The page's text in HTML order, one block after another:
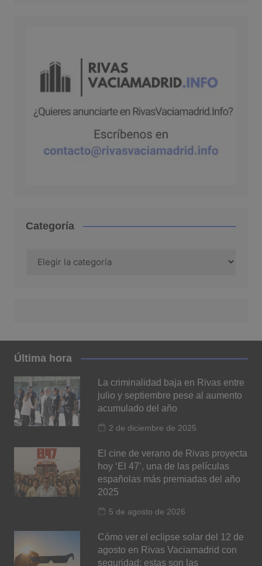
Categoría
Última hora
La criminalidad baja en Rivas entre
julio y septiembre pese al aumento
acumulado del año
2 de diciembre de 2025
El cine de verano de Rivas proyecta
hoy ‘El 47’, una de las películas
españolas más premiadas del año
2025
5 de agosto de 2026
Cómo ver el eclipse solar del 12 de
agosto en Rivas Vaciamadrid con
seguridad: estas son las